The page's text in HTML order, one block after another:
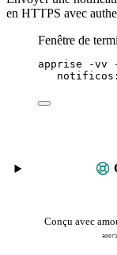
en HTTPS avec
Fenêtre de
apprise -vv
Conçu avec